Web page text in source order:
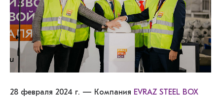
28 февраля 2024 г. — Компания EVRAZ STEEL BOX